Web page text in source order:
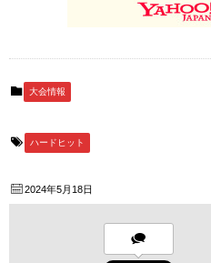
大会情報
ハードヒット
2024年5月18日